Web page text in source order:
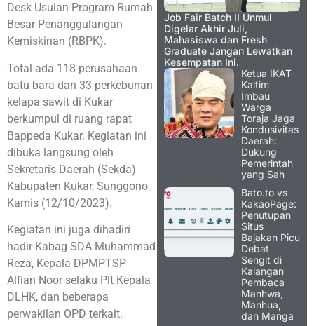
Desk Usulan Program Rumah
Besar Penanggulangan
Kemiskinan (RBPK).
Total ada 118 perusahaan
batu bara dan 33 perkebunan
kelapa sawit di Kukar
berkumpul di ruang rapat
Bappeda Kukar. Kegiatan ini
dibuka langsung oleh
Sekretaris Daerah (Sekda)
Kabupaten Kukar, Sunggono,
Kamis (12/10/2023).
Kegiatan ini juga dihadiri
hadir Kabag SDA Muhammad
Reza, Kepala DPMPTSP
Alfian Noor selaku Plt Kepala
DLHK, dan beberapa
perwakilan OPD terkait.
Job Fair Batch II Unmul
Digelar Akhir Juli,
Mahasiswa dan Fresh
Graduate Jangan Lewatkan
Kesempatan Ini.
Ketua IKAT
Kaltim
Imbau
Warga
Toraja Jaga
Kondusivitas
Daerah:
Dukung
Pemerintah
yang Sah
Bato.to vs
KakaoPage:
Penutupan
Situs
Bajakan Picu
Debat
Sengit di
Kalangan
Pembaca
Manhwa,
Manhua,
dan Manga